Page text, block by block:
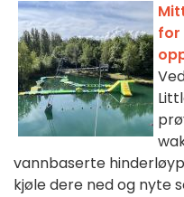
for
vannbaserte
kjøle dere ned og nyte